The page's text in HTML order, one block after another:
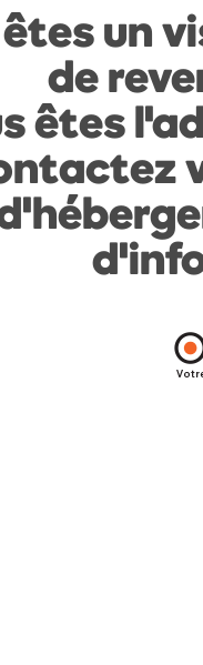
un
de
êtes